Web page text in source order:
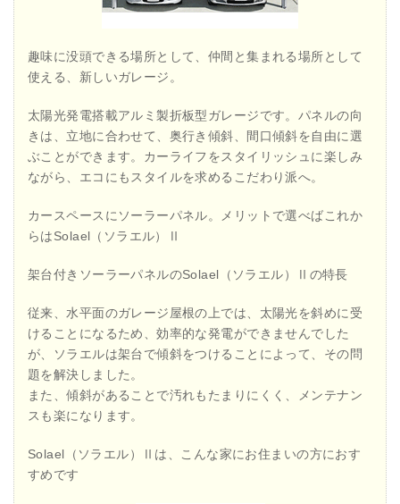
趣味に没頭できる場所として、仲間と集まれる場所として
使える、新しいガレージ。
太陽光発電搭載アルミ製折板型ガレージです。パネルの向
きは、立地に合わせて、奥行き傾斜、間口傾斜を自由に選
ぶことができます。カーライフをスタイリッシュに楽しみ
ながら、エコにもスタイルを求めるこだわり派へ。
カースペースにソーラーパネル。メリットで選べばこれか
らはSolael（ソラエル）Ⅱ
架台付きソーラーパネルのSolael（ソラエル）Ⅱの特長
従来、水平面のガレージ屋根の上では、太陽光を斜めに受
けることになるため、効率的な発電ができませんでした
が、ソラエルは架台で傾斜をつけることによって、その問
題を解決しました。
また、傾斜があることで汚れもたまりにくく、メンテナン
スも楽になります。
Solael（ソラエル）Ⅱは、こんな家にお住まいの方におす
すめです